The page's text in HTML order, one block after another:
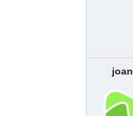
joan